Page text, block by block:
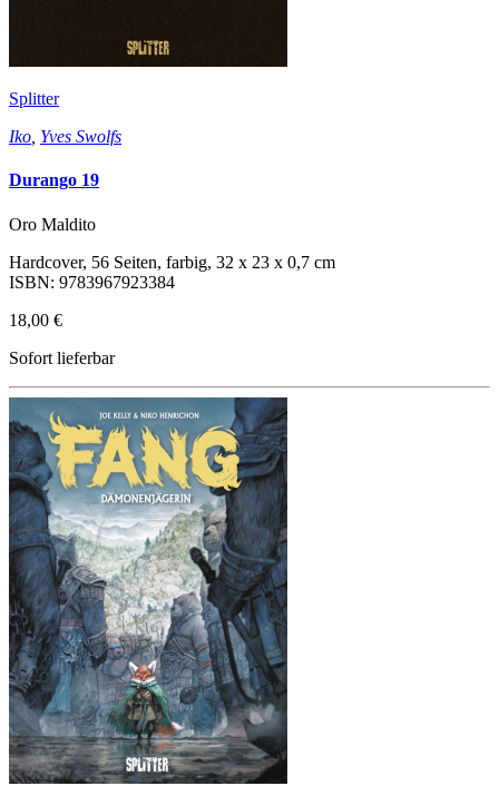
Splitter
Iko Yves Swolfs
Durango 19
Oro Maldito
Hardcover, 56 Seiten, farbig, 32 x 23 x 0,7 cm
ISBN: 9783967923384
18,00 €
Sofort lieferbar